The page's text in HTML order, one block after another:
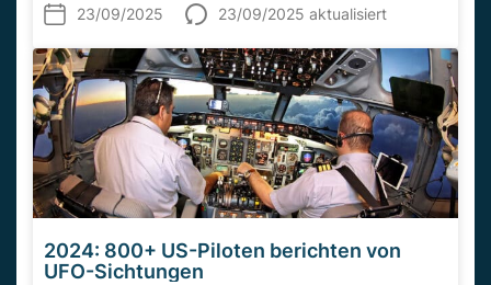
23/09/2025 23/09/2025 aktualisiert
2024: 800+ US-Piloten berichten von
UFO-Sichtungen